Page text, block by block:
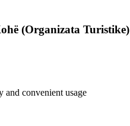
(Organizata Turistike)
and convenient usage